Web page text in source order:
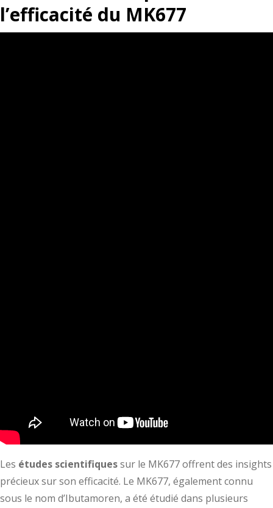
l’efficacité du MK677
Les études scientifiquessur le MK677 offrent des insights
précieux sur son efficacité. Le MK677, également connu
sous le nom d’Ibutamoren, a été étudié dans plusieurs